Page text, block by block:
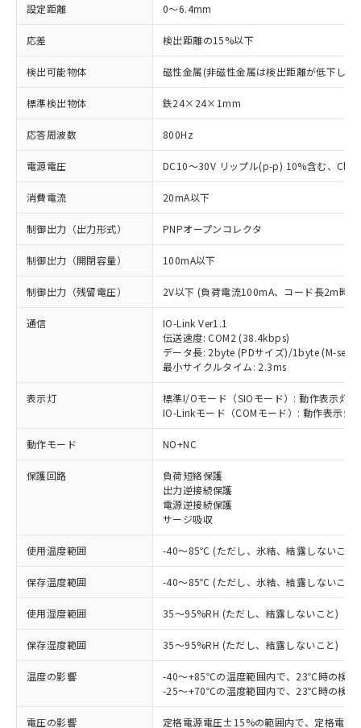
設定距離 0～6.4mm
応差 検出距離の15%以下
検出可能物体 磁性金属(非磁性金属は検出距離が低下しま
標準検出物体 鉄24×24×1mm
応答周波数 800Hz
電源電圧 DC10～30V リップル(p-p) 10%含む、
消費電流 20mA以下
制御出力（出力形式） PNPオープンコレクタ
制御出力（開閉容量） 100mA以下
制御出力（残留電圧） 2V以下 (負荷電流100mA、コード長2m時)
通信
IO-Link Ver1.1
伝送速度: COM2 (38.4kbps)
データ長: 2byte (PDサイズ)/1byte (M-
最小サイクルタイム: 2.3ms
表示灯
標準I/Oモード（SIOモード）: 動作表示灯(
IO-Linkモード（COMモード）: 動作表示
動作モード NO+NC
保護回路
負荷短絡保護
出力逆接続保護
電源逆接続保護
サージ吸収
使用温度範囲 -40～85℃ (ただし、氷結、結露しないこと)
保存温度範囲 -40～85℃ (ただし、氷結、結露しないこと)
使用湿度範囲 35～95%RH (ただし、結露しないこと)
保存湿度範囲 35～95%RH (ただし、結露しないこと)
温度の影響
-40～+85℃の温度範囲内で、23℃時の検
-25～+70℃の温度範囲内で、23℃時の検
電圧の影響 定格電源電圧±15%の範囲内で、定格電
ご利用条件
以下の条件をお読みいただき、同意のうえ
ご利用ください。
本サービスは、当社制御機器事業取扱
商品の当社在庫状況および標準価格
(税抜)を提供させていただくもので
当社制御機器事業取扱商品の中には、
※1 対応状況
対応済み：EU RoHS指令（10物質）の
非含有に対応した製品が提供可能な商品で
対応予定：EU RoHS指令（10物質）の非含
有に対応した製品に切り替える予定のある
対応予定なし：EU RoHS指令（10物質）の
非含有に非対応の商品で、対応品を出す予
定はありません。
非含有の対応状況を調査中または確認中の
商品です。
非該当品：ライセンス料など無形物で、有
害物質有無と関係のない商品です。
仕入先様の事情により、非含有部品として
※1 中国RoHS○×表
「○」：最大均質材料含有率が中国RoHSの
基準値以下であることを示します。
「×」：最大均質材料含有率が中国RoHSの